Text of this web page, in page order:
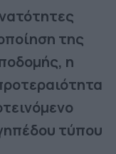
της
η
τύπου